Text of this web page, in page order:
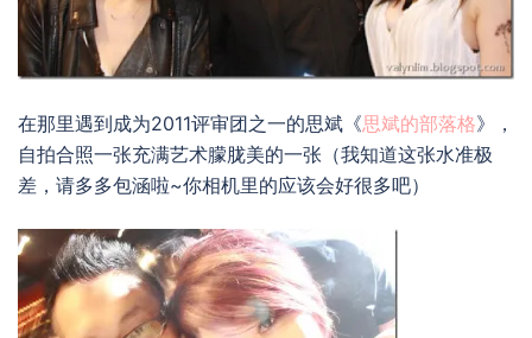
在那里遇到成为2011评审团之一的思斌《思斌的部落格》，
自拍合照一张充满艺术朦胧美的一张（我知道这张水准极
差，请多多包涵啦~你相机里的应该会好很多吧）